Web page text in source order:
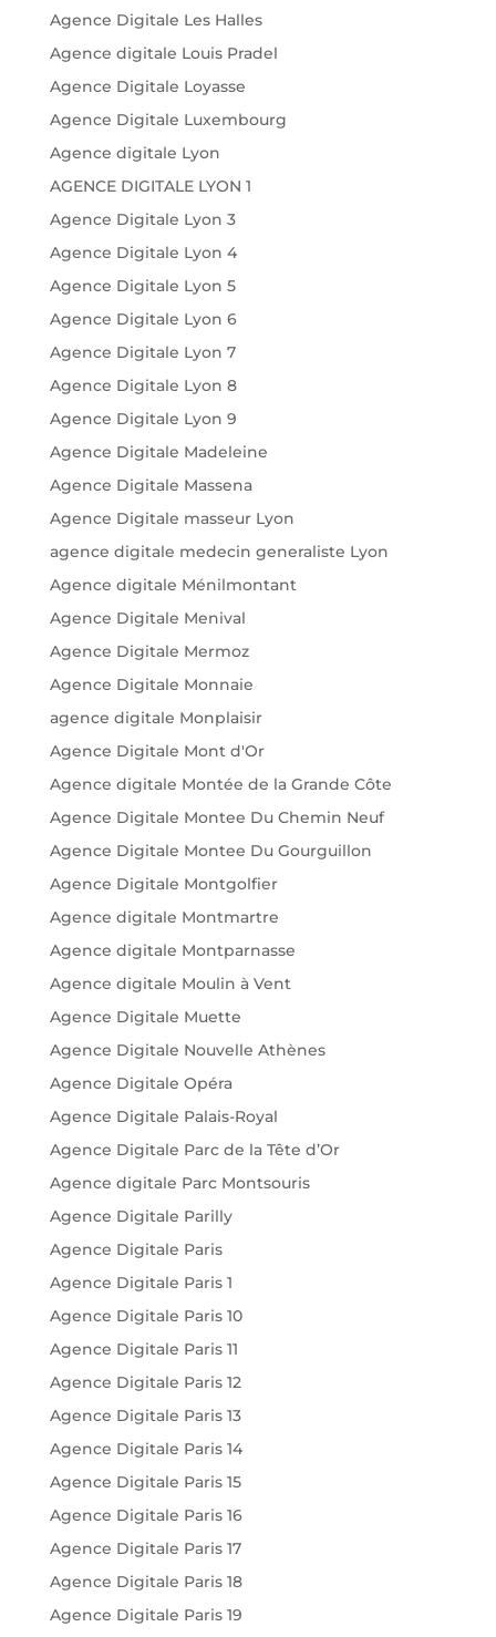
Agence Digitale Les Halles
Agence digitale Louis Pradel
Agence Digitale Loyasse
Agence Digitale Luxembourg
Agence digitale Lyon
AGENCE DIGITALE LYON 1
Agence Digitale Lyon 3
Agence Digitale Lyon 4
Agence Digitale Lyon 5
Agence Digitale Lyon 6
Agence Digitale Lyon 7
Agence Digitale Lyon 8
Agence Digitale Lyon 9
Agence Digitale Madeleine
Agence Digitale Massena
Agence Digitale masseur Lyon
agence digitale medecin generaliste Lyon
Agence digitale Ménilmontant
Agence Digitale Menival
Agence Digitale Mermoz
Agence Digitale Monnaie
agence digitale Monplaisir
Agence Digitale Mont d'Or
Agence digitale Montée de la Grande Côte
Agence Digitale Montee Du Chemin Neuf
Agence Digitale Montee Du Gourguillon
Agence Digitale Montgolfier
Agence digitale Montmartre
Agence digitale Montparnasse
Agence digitale Moulin à Vent
Agence Digitale Muette
Agence Digitale Nouvelle Athènes
Agence Digitale Opéra
Agence Digitale Palais-Royal
Agence Digitale Parc de la Tête d’Or
Agence digitale Parc Montsouris
Agence Digitale Parilly
Agence Digitale Paris
Agence Digitale Paris 1
Agence Digitale Paris 10
Agence Digitale Paris 11
Agence Digitale Paris 12
Agence Digitale Paris 13
Agence Digitale Paris 14
Agence Digitale Paris 15
Agence Digitale Paris 16
Agence Digitale Paris 17
Agence Digitale Paris 18
Agence Digitale Paris 19